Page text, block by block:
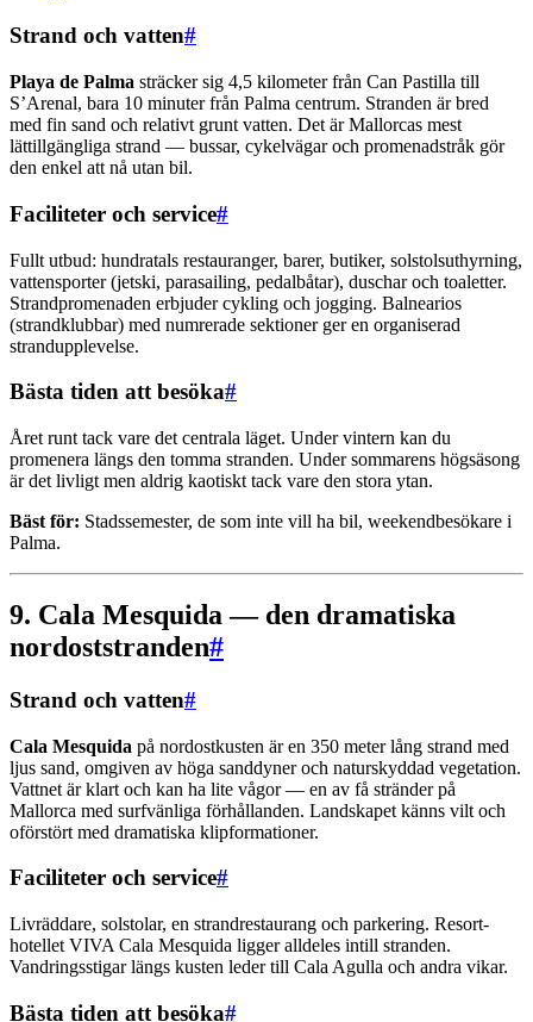
Strand och vatten#
Playa de Palma sträcker sig 4,5 kilometer från Can Pastilla till
S’Arenal, bara 10 minuter från Palma centrum. Stranden är bred
med fin sand och relativt grunt vatten. Det är Mallorcas mest
lättillgängliga strand — bussar, cykelvägar och promenadstråk gör
den enkel att nå utan bil.
Faciliteter och service#
Fullt utbud: hundratals restauranger, barer, butiker, solstolsuthyrning,
vattensporter (jetski, parasailing, pedalbåtar), duschar och toaletter.
Strandpromenaden erbjuder cykling och jogging. Balnearios
(strandklubbar) med numrerade sektioner ger en organiserad
strandupplevelse.
Bästa tiden att besöka#
Året runt tack vare det centrala läget. Under vintern kan du
promenera längs den tomma stranden. Under sommarens högsäsong
är det livligt men aldrig kaotiskt tack vare den stora ytan.
Bäst för: Stadssemester, de som inte vill ha bil, weekendbesökare i
Palma.
9. Cala Mesquida — den dramatiska
nordoststranden#
Strand och vatten#
Cala Mesquida på nordostkusten är en 350 meter lång strand med
ljus sand, omgiven av höga sanddyner och naturskyddad vegetation.
Vattnet är klart och kan ha lite vågor — en av få stränder på
Mallorca med surfvänliga förhållanden. Landskapet känns vilt och
oförstört med dramatiska klipformationer.
Faciliteter och service#
Livräddare, solstolar, en strandrestaurang och parkering. Resort-
hotellet VIVA Cala Mesquida ligger alldeles intill stranden.
Vandringsstigar längs kusten leder till Cala Agulla och andra vikar.
Bästa tiden att besöka#